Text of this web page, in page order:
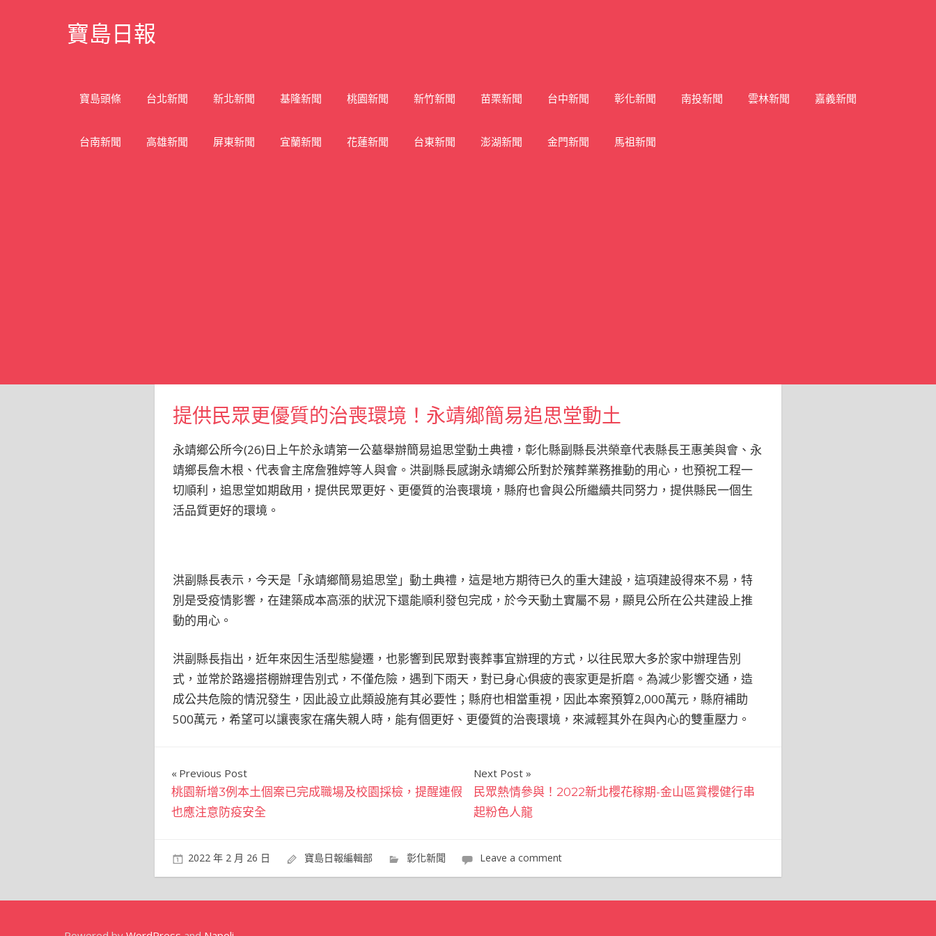
寶島日報
寶島頭條 台北新聞 新北新聞 基隆新聞 桃園新聞 新竹新聞 苗栗新聞 台中新聞 彰化新聞 南投新聞 雲林新聞 嘉義新聞
台南新聞 高雄新聞 屏東新聞 宜蘭新聞 花蓮新聞 台東新聞 澎湖新聞 金門新聞 馬祖新聞
提供民眾更優質的治喪環境！永靖鄉簡易追思堂動土
永靖鄉公所今(26)日上午於永靖第一公墓舉辦簡易追思堂動土典禮，彰化縣副縣長洪榮章代表縣長王惠美與會、永
靖鄉長詹木根、代表會主席詹雅婷等人與會。洪副縣長感謝永靖鄉公所對於殯葬業務推動的用心，也預祝工程一
切順利，追思堂如期啟用，提供民眾更好、更優質的治喪環境，縣府也會與公所繼續共同努力，提供縣民一個生
活品質更好的環境。
洪副縣長表示，今天是「永靖鄉簡易追思堂」動土典禮，這是地方期待已久的重大建設，這項建設得來不易，特
別是受疫情影響，在建築成本高漲的狀況下還能順利發包完成，於今天動土實屬不易，顯見公所在公共建設上推
動的用心。
洪副縣長指出，近年來因生活型態變遷，也影響到民眾對喪葬事宜辦理的方式，以往民眾大多於家中辦理告別
式，並常於路邊搭棚辦理告別式，不僅危險，遇到下雨天，對已身心俱疲的喪家更是折磨。為減少影響交通，造
成公共危險的情況發生，因此設立此類設施有其必要性；縣府也相當重視，因此本案預算2,000萬元，縣府補助
500萬元，希望可以讓喪家在痛失親人時，能有個更好、更優質的治喪環境，來減輕其外在與內心的雙重壓力。
文
章
覽
Previous Post
桃園新增3例本土個案已完成職場及校園採檢，提醒連假
也應注意防疫安全
Next Post
民眾熱情參與！2022新北櫻花稼期-金山區賞櫻健行串
起粉色人龍
2022 年 2 月 26 日 寶島日報編輯部 彰化新聞 Leave a comment